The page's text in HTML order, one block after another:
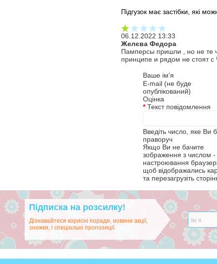
Підгузок має застібки, які
06.12.2022 13:33
Желєва Федора
Памперсы пришли , но не те
принципе и рядом не стоят
Ваше ім'я
E-mail (не буде
опублікований)
Оцінка
*Текст повідомлення
Введіть число, яке Ви
праворуч
Якщо Ви не бачите
зображення з числом -
настроювання
щоб відображались
та перезагрузіть
Підписка на розсилку!
Дізнавайтеся корисні поради, новини акції,
знижки, і спеціальні пропозиції.